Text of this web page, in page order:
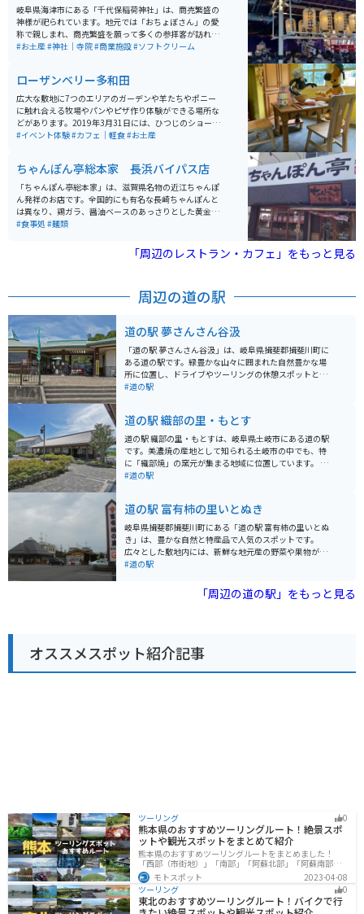
岐阜県海津市にある「千代保稲荷神社」は、商売繁盛の
神様が祀られています。地元では「おちょぼさん」の愛
称で親しまれ、商売繁盛を願って多くの参拝客が訪れる
神社です。 年間の参拝客の数は250万人にも及びます。
くにお供えを売る店があるので、そこで藁に通された三
角の油揚げを購入しお供えします。
#お土産#神社｜寺院#商業施設#ソフトクリーム
ローザンベリー多和田
広大な敷地に7つのエリアのガーデンや羊たちやポニー
に触れ合える牧場やパンやピザ作り体験ができる場所な
どがあります。2019年3月31日には、ひつじのショーン
ファームガーデンがオープンしました。アニメに登場す
です。
#イベント体験#カフェ｜軽食#お土産
ちゃんぽん亭総本家 長浜バイパス店
「ちゃんぽん亭総本家」は、滋賀県名物の近江ちゃんぽ
ん発祥のお店です。全国的にも有名な長崎ちゃんぽんと
は異なり、鶏ガラ、醤油ベースのあっさりとした黄金ス
ープが癖になる味わいです。ストレートの平麺にキャベ
んは、誰からも好まれる味だと思います。
#食事処 #麺類
「周辺のレストラン・カフェ」をもっと見る
周辺の道の駅
道の駅 夢さんさん谷汲
「道の駅 夢さんさん谷汲」は、岐阜県揖斐郡揖斐川町に
ある道の駅です。緑豊かな山々に囲まれた自然豊かな場
所に位置し、ドライブやツーリングの休憩スポットとし
て人気があります。 地元の新鮮な野菜や果物が並ぶ直売
できます。特に、揖斐川町の特産品である「揖斐茶」を
使ったスイーツはおすすめです。 バイクで訪れる場合、
道の駅には広々とした駐車場が完備されているので安心
です。周辺には、揖斐川沿いを走る風光明媚な道が多
く、ツーリングにも最適なエリアです。道の駅から少し
ら、地元の美味しいものを楽しめる場所です。ドライブ
やツーリングの際には、ぜひ立ち寄ってみてください。
#道の駅
道の駅 織部の里・もとす
道の駅 織部の里・もとすは、岐阜県土岐市にある道の駅
です。美濃焼の産地として知られる土岐市の中でも、特
に「織部焼」の窯元が集まる地域に位置しています。 施
設内には、地元で採れた新鮮な野菜や果物を販売する農
トランなどがあります。 バイクで訪れる場合、道の駅に
は広々とした駐車場が完備されているので安心です。ま
た、周辺には窯元巡りが楽しめる「織部ヒルズ」や、自
然豊かな公園など、観光スポットも充実しています。 道
の駅 織部の里・もとすは、美濃焼の魅力に触れながら、
#道の駅
道の駅 富有柿の里いとぬき
岐阜県揖斐郡揖斐川町にある「道の駅 富有柿の里いとぬ
き」は、豊かな自然と特産品で人気のスポットです。
広々とした敷地内には、新鮮な地元産の野菜や果物が並
ぶ農産物直売所や、岐阜県の名産品を扱うお土産コーナ
いる「富有柿」は、甘みが強く濃厚な味わいで、お土産
に最適です。 柿を使った加工品も充実しており、柿の葉
ムや柿パフェなど、ここでしか味わえないオリジナルメ
ニューが人気を集めています。 道の駅には、広々とした
駐車場と休憩スペースが完備されており、ドライブ中の
#道の駅
「周辺の道の駅」をもっと見る
オススメスポット紹介記事
ツーリング 0
熊本県のおすすめツーリングルート！絶景スポ
ットや観光スポットをまとめて紹介
熊本県のおすすめツーリングルートをまとめました！
「西部（市街地）」「南部」「阿蘇北部」「阿蘇南部」
の4つのルート紹介します。阿蘇山や天草諸島をはじめと
した豊かな自然や、熊本城や水前寺成趣園など歴史ある
観光スポットが多数あり、様々な楽しみ方ができます。
バイクで熊本県にツーリングに行く際は参考にしてくだ
モトスポット
2023-04-08
ツーリング
0
東北のおすすめツーリングルート！バイクで行